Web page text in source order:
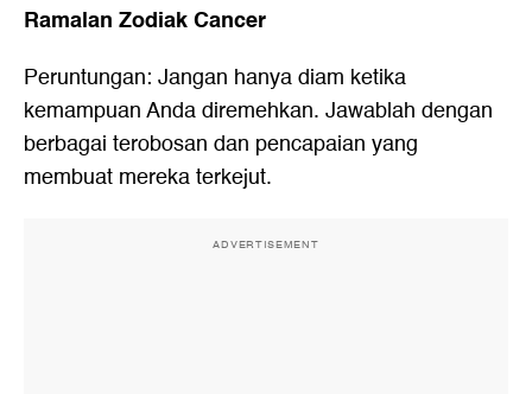
Ramalan Zodiak Cancer
Peruntungan: Jangan hanya diam ketika
kemampuan Anda diremehkan. Jawablah dengan
berbagai terobosan dan pencapaian yang
membuat mereka terkejut.
ADVERTISEMENT